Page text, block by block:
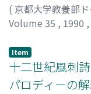
( 京都大学教養部
Volume 35 , 1990 ,
Item
十二世紀風刺
パロディーの